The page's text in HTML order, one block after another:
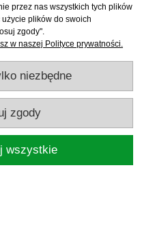
PELLET M 2,9CM
20G
zł
dostępności
przez nas wszystkich tych plików
plików do swoich
zgody".
w naszej Polityce prywatności.
niezbędne
zgody
wszystkie